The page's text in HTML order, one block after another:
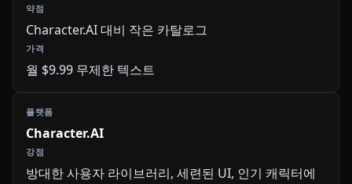
Character.AI 대비 작은 카탈로그
월 $9.99 무제한 텍스트
Character.AI
방대한 사용자 라이브러리, 세련된 UI, 인기 캐릭터에